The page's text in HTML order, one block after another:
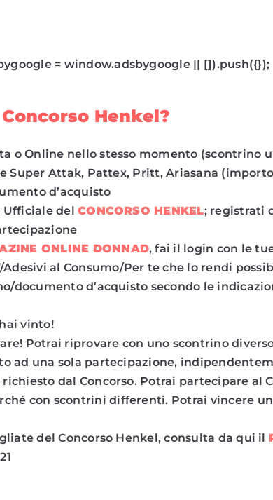
= window.adsbygoogle || []).push({});
Henkel?
o Online nello stesso momento (scontrino
Super Attak, Pattex, Pritt, Ariasana
d’acquisto
Ufficiale delCONCORSO HENKEL; registrati
ONLINE DONNAD, fai il login con le
Adesivi al Consumo/Per te che lo rendi
documento d’acquisto secondo le
vinto!
Potrai riprovare con uno scontrino
ad una sola partecipazione,
dal Concorso. Potrai partecipare al
con scontrini differenti. Potrai vincere
del Concorso Henkel, consulta da qui il